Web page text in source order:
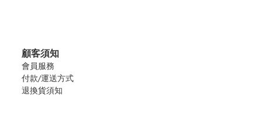
顧客須知
會員服務
付款/運送方式
退換貨須知